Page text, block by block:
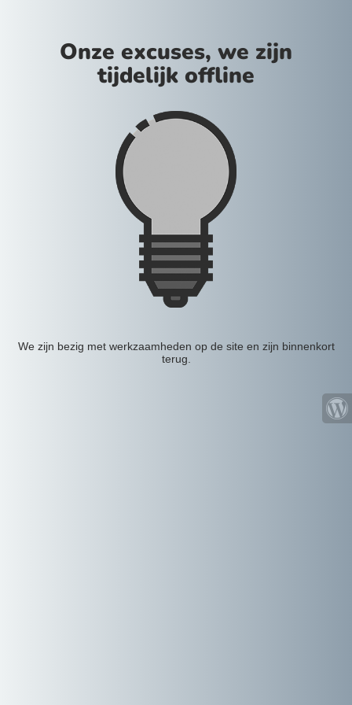
Onze excuses, we zijn
tijdelijk offline
We zijn bezig met werkzaamheden op de site en zijn binnenkort
terug.